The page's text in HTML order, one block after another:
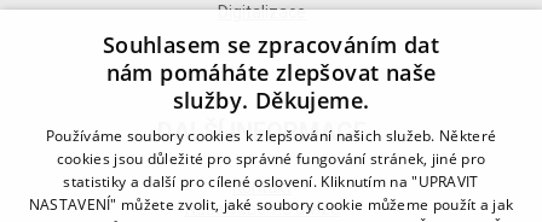
Digitalizace
DALŠÍ INFORMACE
Kontakt
Naše odborné divize
Souhlasem se zpracováním dat
nám pomáháte zlepšovat naše
služby. Děkujeme.
Používáme soubory cookies k zlepšování našich služeb. Některé
cookies jsou důležité pro správné fungování stránek, jiné pro
statistiky a další pro cílené oslovení. Kliknutím na "UPRAVIT
NASTAVENÍ" můžete zvolit, jaké soubory cookie můžeme použít a jak